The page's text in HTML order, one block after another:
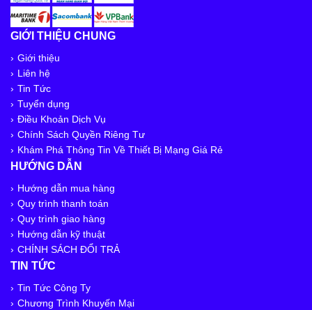
GIỚI THIỆU CHUNG
Giới thiệu
Liên hệ
Tin Tức
Tuyển dụng
Điều Khoản Dịch Vụ
Chính Sách Quyền Riêng Tư
Khám Phá Thông Tin Về Thiết Bị Mạng Giá Rẻ
HƯỚNG DẪN
Hướng dẫn mua hàng
Quy trình thanh toán
Quy trình giao hàng
Hướng dẫn kỹ thuật
CHÍNH SÁCH ĐỔI TRẢ
TIN TỨC
Tin Tức Công Ty
Chương Trình Khuyến Mại